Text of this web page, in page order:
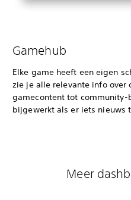
Gamehub
Elke game heeft een eigen
zie je alle relevante info over
gamecontent tot
bijgewerkt als er iets nieuws
Meer